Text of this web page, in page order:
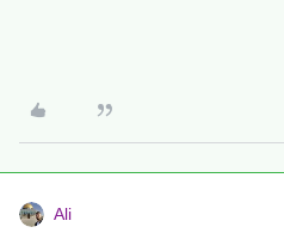
Ali